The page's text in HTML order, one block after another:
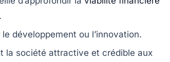
développement ou l’innovation.
la société attractive et crédible aux